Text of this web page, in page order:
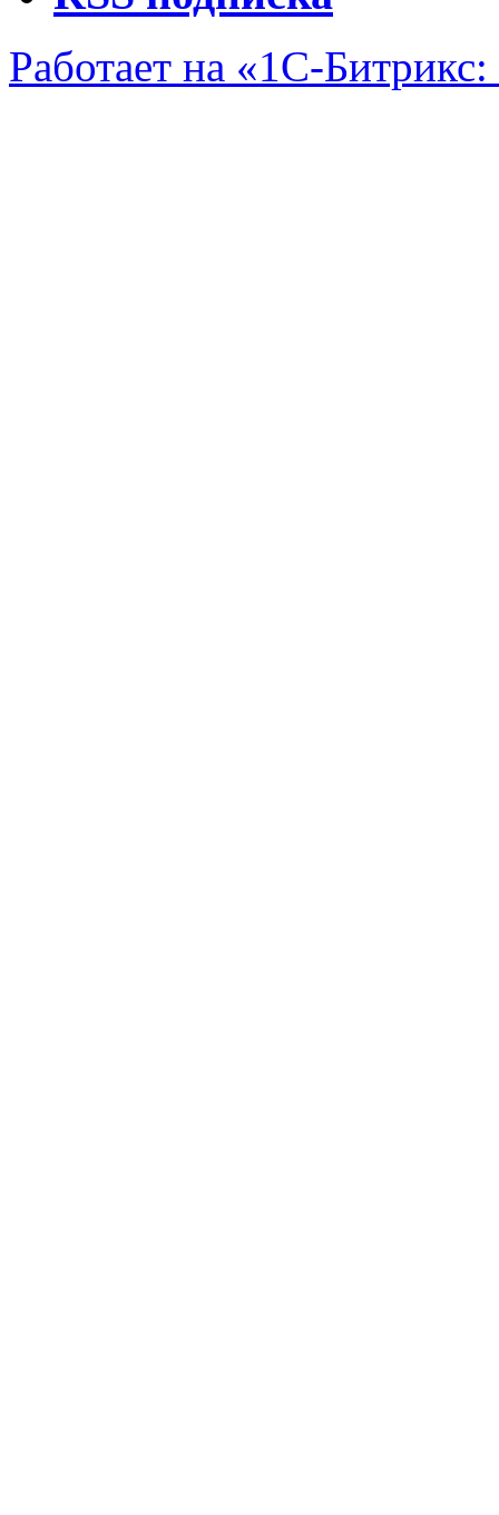
Работает на «1С-